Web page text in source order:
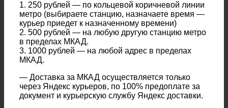
1. 250 рублей — по кольцевой коричневой линии
метро (выбираете станцию, назначаете время —
курьер приедет к назначенному времени)
2. 500 рублей — на любую другую станцию метро
в пределах МКАД.
3. 1000 рублей — на любой адрес в пределах
МКАД.
— Доставка за МКАД осуществляется только
через Яндекс курьеров, по 100% предоплате за
документ и курьерскую службу Яндекс доставки.